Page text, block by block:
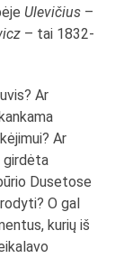
Ulevičius –
– tai 1832-
Ar
Ar
girdėta
Dusetose
O gal
kurių iš